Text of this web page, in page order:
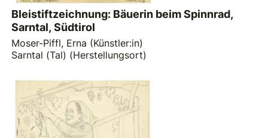
Bleistiftzeichnung: Bäuerin beim Spinnrad,
Sarntal, Südtirol
Moser-Piffl, Erna (Künstler:in)
Sarntal (Tal) (Herstellungsort)